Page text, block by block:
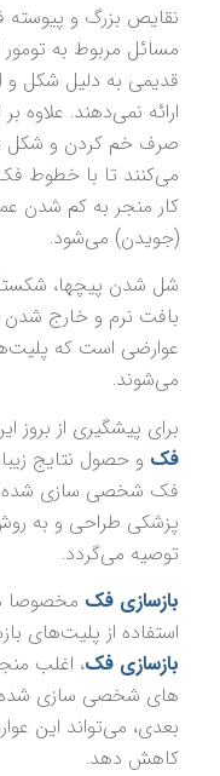
نقایص بزرگ و پیوسته
مسائل مربوط به
قدیمی به دلیل شکل و
ارائه نمی‌دهند. علاوه
صرف خم کردن و شکل
می‌کنند تا با خطوط
کار منجر به کم شدن
(جویدن) می‌شود.
شل شدن پیچها،
بافت نرم و خارج شدن
عوارضی است که
می‌شوند.
برای پیشگیری از
فک و حصول نتایج
فک شخصی سازی شده
پزشکی طراحی و به
توصیه می‌گردد.
بازسازی فک مخصوصا
استفاده از پلیت‌های
بازسازی فک، اغلب
های شخصی سازی
بعدی، می‌تواند این
کاهش‌ ‌دهد.